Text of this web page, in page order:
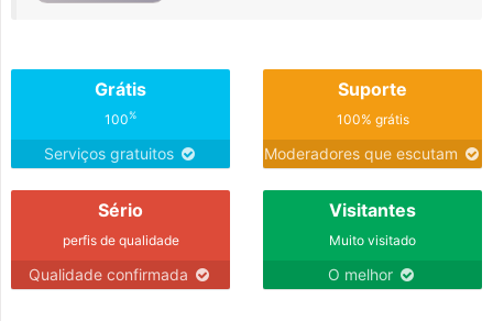
Grátis
100%
Serviços gratuitos
Suporte
100% grátis
Moderadores que escutam
Sério
perfis de qualidade
Qualidade confirmada
Visitantes
Muito visitado
O melhor